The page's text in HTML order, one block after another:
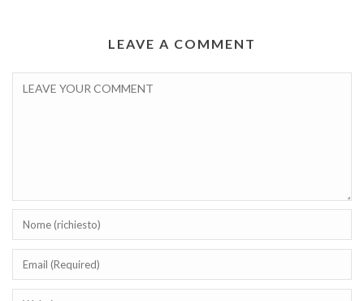
LEAVE A COMMENT